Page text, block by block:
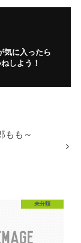
気に入ったら
しよう！
もも～
未分類